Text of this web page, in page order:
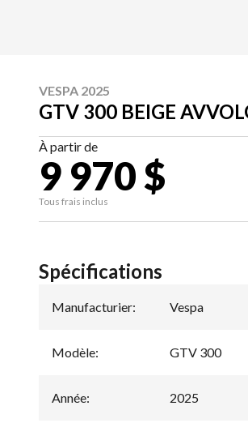
VESPA 2025
GTV 300 BEIGE
À partir de
9 970 $
Tous frais inclus
Spécifications
Manufacturier: Vespa
Modèle: GTV 300
Année: 2025